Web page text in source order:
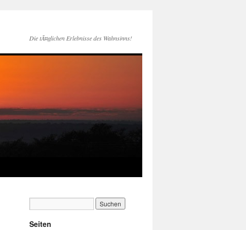
Die tÃ¤glichen Erlebnisse des Wahnsinns!
Seiten